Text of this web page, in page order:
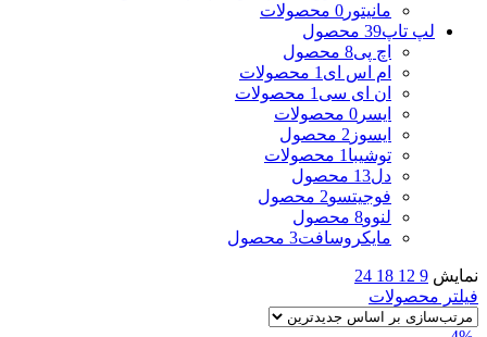
مانیتور 0 محصولات
لپ تاپ39 محصول
اچ پی8 محصول
ام اس ای 1 محصولات
ان ای سی 1 محصولات
ایسر 0 محصولات
ایسوز 2 محصول
توشیبا 1 محصولات
دل13 محصول
فوجیتسو2 محصول
لنوو8 محصول
مایکروسافت3 محصول
نمایش 9
12
18
24
فیلتر محصولات